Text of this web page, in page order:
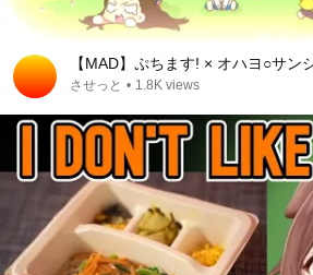
【MAD】ぷちます! × オハヨ○サン
させっと • 1.8K views